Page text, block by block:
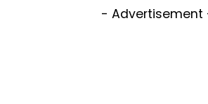
- Advertisement